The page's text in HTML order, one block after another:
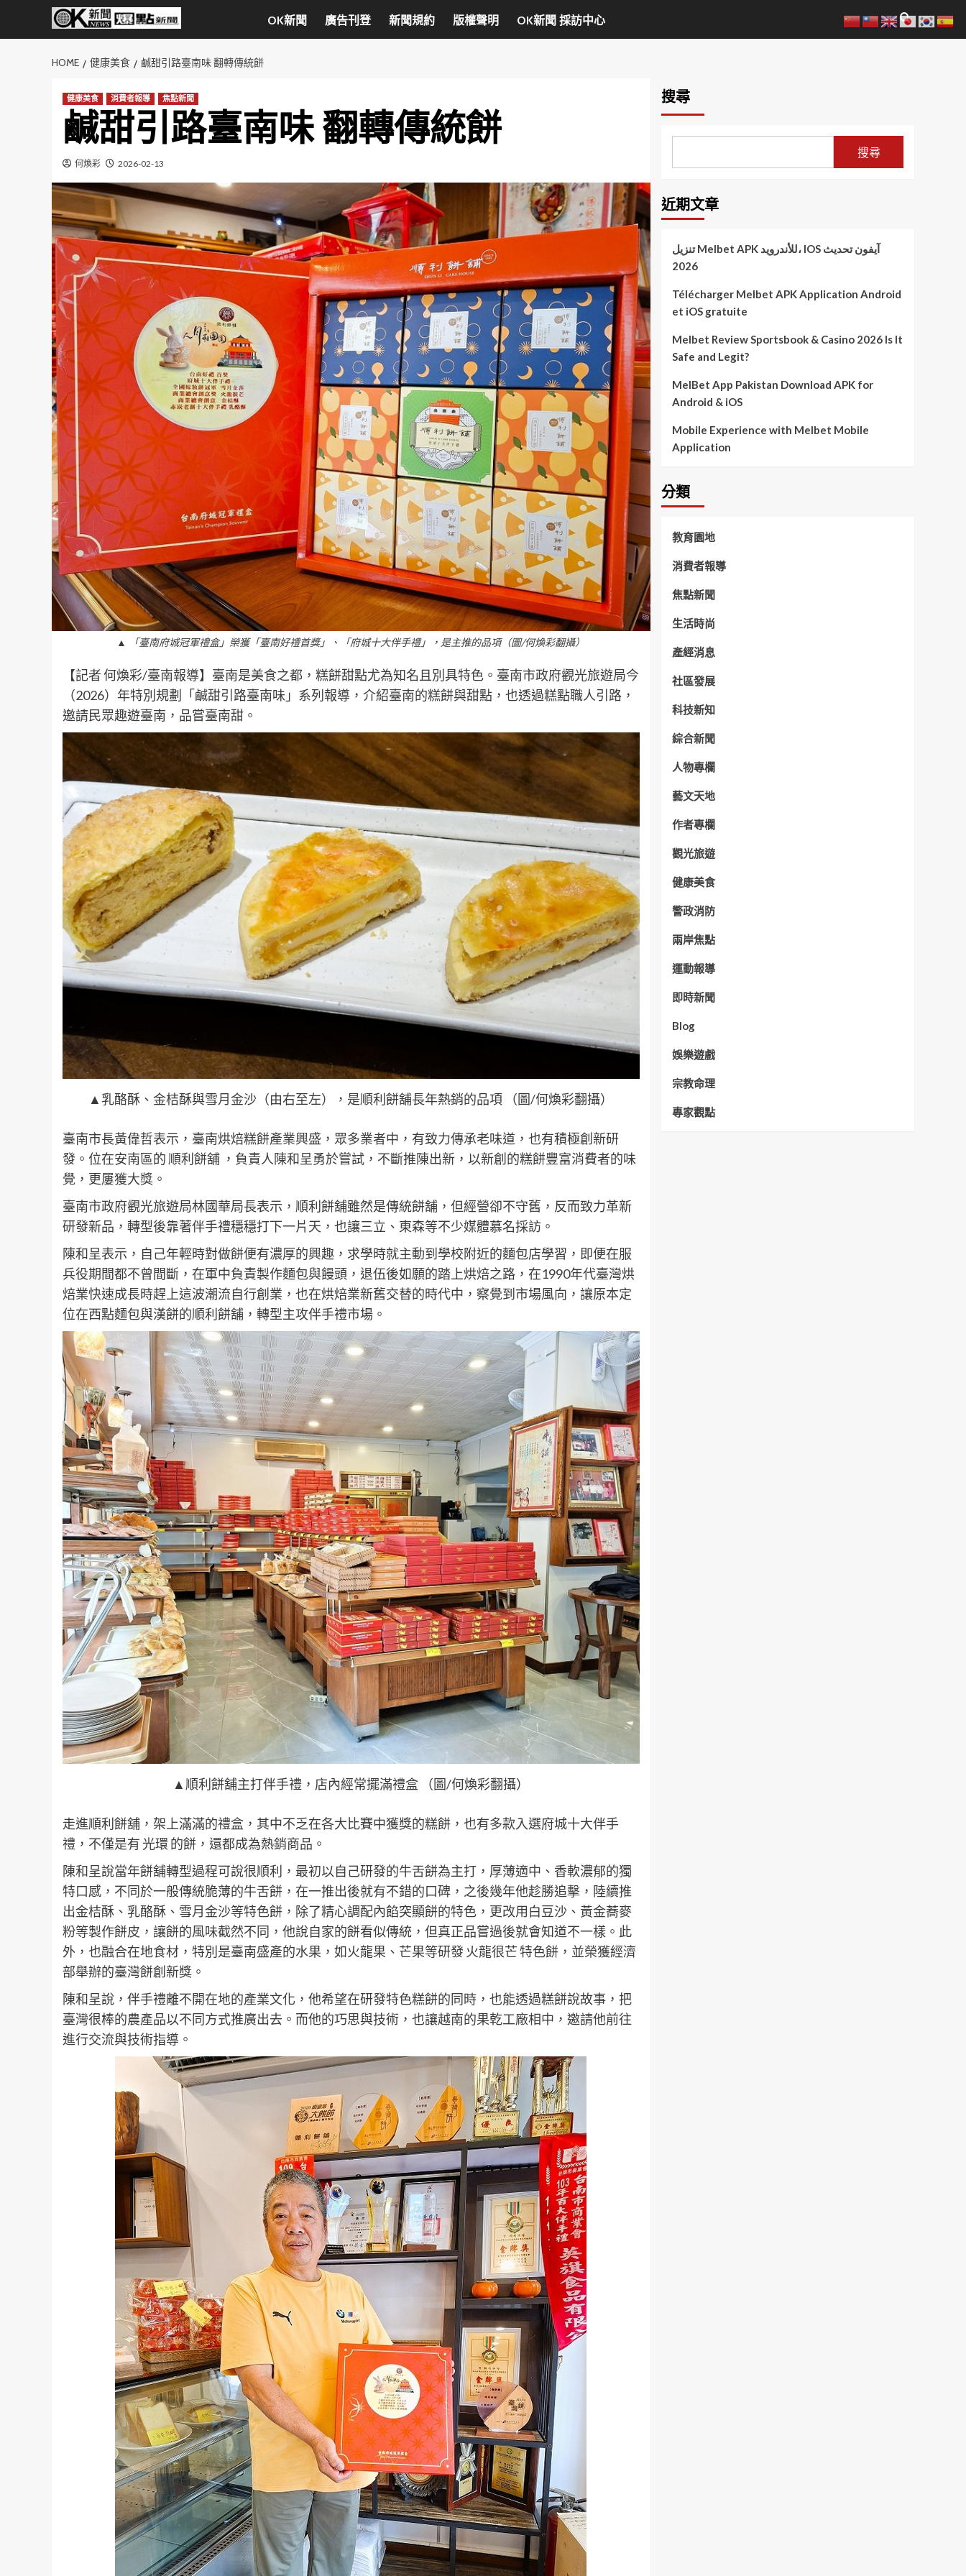
OK新聞 廣告刊登 新聞規約 版權聲明 OK新聞 採訪中心
HOME 健康美食 鹹甜引路臺南味 翻轉傳統餅
健康美食 消費者報導 焦點新聞
鹹甜引路臺南味 翻轉傳統餅
何煥彩 2026-02-13
▲ 「臺南府城冠軍禮盒」榮獲「臺南好禮首獎」、「府城十大伴手禮」，是主推的品項（圖/何煥彩翻攝）
【記者 何煥彩/臺南報導】臺南是美食之都，糕餅甜點尤為知名且別具特色。臺南市政府觀光旅遊局今
（2026）年特別規劃「鹹甜引路臺南味」系列報導，介紹臺南的糕餅與甜點，也透過糕點職人引路，
邀請民眾趣遊臺南，品嘗臺南甜。
▲乳酪酥、金桔酥與雪月金沙（由右至左），是順利餅舖長年熱銷的品項 （圖/何煥彩翻攝）
臺南市長黃偉哲表示，臺南烘焙糕餅產業興盛，眾多業者中，有致力傳承老味道，也有積極創新研
發。位在安南區的 順利餅舖 ，負責人陳和呈勇於嘗試，不斷推陳出新，以新創的糕餅豐富消費者的味
覺，更屢獲大獎。
臺南市政府觀光旅遊局林國華局長表示，順利餅舖雖然是傳統餅舖，但經營卻不守舊，反而致力革新
研發新品，轉型後靠著伴手禮穩穩打下一片天，也讓三立、東森等不少媒體慕名採訪。
陳和呈表示，自己年輕時對做餅便有濃厚的興趣，求學時就主動到學校附近的麵包店學習，即便在服
兵役期間都不曾間斷，在軍中負責製作麵包與饅頭，退伍後如願的踏上烘焙之路，在1990年代臺灣烘
焙業快速成長時趕上這波潮流自行創業，也在烘焙業新舊交替的時代中，察覺到市場風向，讓原本定
位在西點麵包與漢餅的順利餅舖，轉型主攻伴手禮市場。
▲順利餅舖主打伴手禮，店內經常擺滿禮盒 （圖/何煥彩翻攝）
走進順利餅舖，架上滿滿的禮盒，其中不乏在各大比賽中獲獎的糕餅，也有多款入選府城十大伴手
禮，不僅是有 光環 的餅，還都成為熱銷商品。
陳和呈說當年餅舖轉型過程可說很順利，最初以自己研發的牛舌餅為主打，厚薄適中、香軟濃郁的獨
特口感，不同於一般傳統脆薄的牛舌餅，在一推出後就有不錯的口碑，之後幾年他趁勝追擊，陸續推
出金桔酥、乳酪酥、雪月金沙等特色餅，除了精心調配內餡突顯餅的特色，更改用白豆沙、黃金蕎麥
粉等製作餅皮，讓餅的風味截然不同，他說自家的餅看似傳統，但真正品嘗過後就會知道不一樣。此
外，也融合在地食材，特別是臺南盛產的水果，如火龍果、芒果等研發 火龍很芒 特色餅，並榮獲經濟
部舉辦的臺灣餅創新獎。
陳和呈說，伴手禮離不開在地的產業文化，他希望在研發特色糕餅的同時，也能透過糕餅說故事，把
臺灣很棒的農產品以不同方式推廣出去。而他的巧思與技術，也讓越南的果乾工廠相中，邀請他前往
進行交流與技術指導。
搜尋
搜尋
近期文章
تنزيل Melbet APK للأندرويد، IOS آيفون تحديث
2026
Télécharger Melbet APK Application Android
et iOS gratuite
Melbet Review Sportsbook & Casino 2026 Is It
Safe and Legit?
MelBet App Pakistan Download APK for
Android & iOS
Mobile Experience with Melbet Mobile
Application
分類
教育園地
消費者報導
焦點新聞
生活時尚
產經消息
社區發展
科技新知
綜合新聞
人物專欄
藝文天地
作者專欄
觀光旅遊
健康美食
警政消防
兩岸焦點
運動報導
即時新聞
Blog
娛樂遊戲
宗教命理
專家觀點